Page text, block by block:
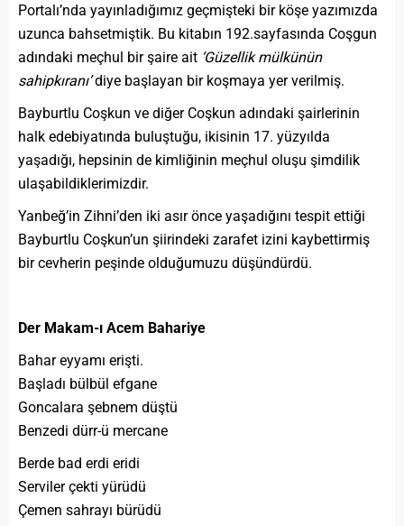
Portalı’nda yayınladığımız geçmişteki bir köşe yazımızda
uzunca bahsetmiştik. Bu kitabın 192.sayfasında Coşgun
adındaki meçhul bir şaire ait ‘Güzellik mülkünün
sahipkıranı’diye başlayan bir koşmaya yer verilmiş.
Bayburtlu Coşkun ve diğer Coşkun adındaki şairlerinin
halk edebiyatında buluştuğu, ikisinin 17. yüzyılda
yaşadığı, hepsinin de kimliğinin meçhul oluşu şimdilik
ulaşabildiklerimizdir.
Yanbeğ’in Zihni’den iki asır önce yaşadığını tespit ettiği
Bayburtlu Coşkun’un şiirindeki zarafet izini kaybettirmiş
bir cevherin peşinde olduğumuzu düşündürdü.
Der Makam-ı Acem Bahariye
Bahar eyyamı erişti.
Başladı bülbül efgane
Goncalara şebnem düştü
Benzedi dürr-ü mercane
Berde bad erdi eridi
Serviler çekti yürüdü
Çemen sahrayı bürüdü